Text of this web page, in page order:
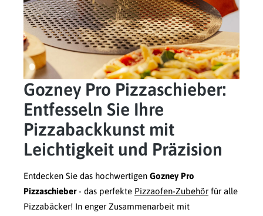
Gozney Pro Pizzaschieber:
Entfesseln Sie Ihre
Pizzabackkunst mit
Leichtigkeit und Präzision
Entdecken Sie das hochwertigen Gozney Pro
Pizzaschieber- das perfekte Pizzaofen-Zubehör für alle
Pizzabäcker! In enger Zusammenarbeit mit